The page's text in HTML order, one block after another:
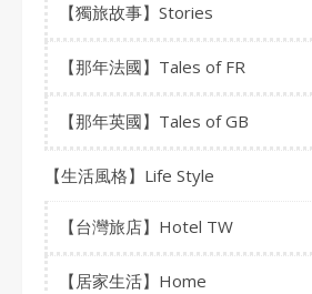
【獨旅故事】Stories
【那年法國】Tales of FR
【那年英國】Tales of GB
【生活風格】Life Style
【台灣旅店】Hotel TW
【居家生活】Home